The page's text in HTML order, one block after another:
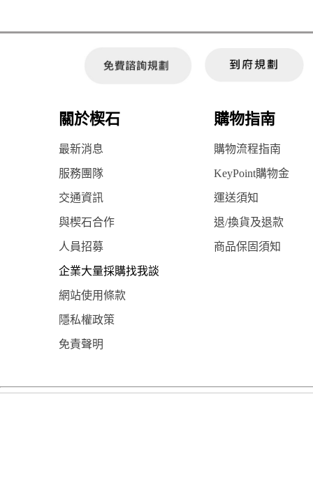
關於楔石 購物指南
最新消息 購物流程指南
服務團隊 KeyPoint購物金
交通資訊 運送須知
與楔石合作 退/換貨及退款
人員招募 商品保固須知
企業大量採購找我談
網站使用條款
隱私權政策
免責聲明